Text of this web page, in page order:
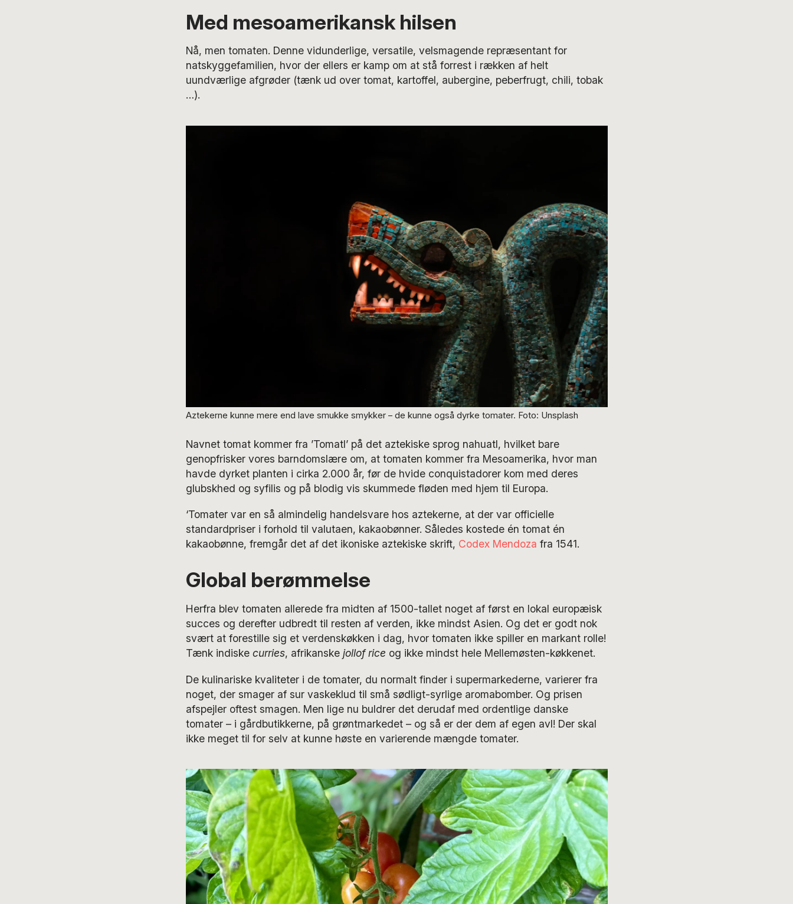
Med mesoamerikansk hilsen
Nå, men tomaten. Denne vidunderlige, versatile, velsmagende repræsentant for
natskyggefamilien, hvor der ellers er kamp om at stå forrest i rækken af helt
uundværlige afgrøder (tænk ud over tomat, kartoffel, aubergine, peberfrugt, chili, tobak
…).
Aztekerne kunne mere end lave smukke smykker – de kunne også dyrke tomater. Foto: Unsplash
Navnet tomat kommer fra ’Tomatl’ på det aztekiske sprog nahuatl, hvilket bare
genopfrisker vores barndomslære om, at tomaten kommer fra Mesoamerika, hvor man
havde dyrket planten i cirka 2.000 år, før de hvide conquistadorer kom med deres
glubskhed og syfilis og på blodig vis skummede fløden med hjem til Europa.
‘Tomater var en så almindelig handelsvare hos aztekerne, at der var officielle
standardpriser i forhold til valutaen, kakaobønner. Således kostede én tomat én
kakaobønne, fremgår det af det ikoniske aztekiske skrift, Codex Mendoza fra 1541.
Global berømmelse
Herfra blev tomaten allerede fra midten af 1500-tallet noget af først en lokal europæisk
succes og derefter udbredt til resten af verden, ikke mindst Asien. Og det er godt nok
svært at forestille sig et verdenskøkken i dag, hvor tomaten ikke spiller en markant rolle!
Tænk indiske curries, afrikanske jollof rice og ikke mindst hele Mellemøsten-køkkenet.
De kulinariske kvaliteter i de tomater, du normalt finder i supermarkederne, varierer fra
noget, der smager af sur vaskeklud til små sødligt-syrlige aromabomber. Og prisen
afspejler oftest smagen. Men lige nu buldrer det derudaf med ordentlige danske
tomater – i gårdbutikkerne, på grøntmarkedet – og så er der dem af egen avl! Der skal
ikke meget til for selv at kunne høste en varierende mængde tomater.